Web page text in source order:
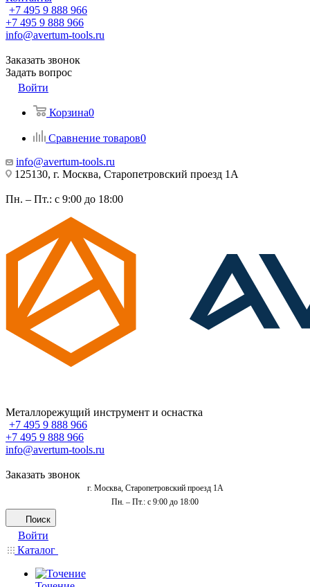
+7 495 9 888 966
+7 495 9 888 966
info@avertum-tools.ru
Заказать звонок
Задать вопрос
Войти
Корзина0
Сравнение товаров0
info@avertum-tools.ru
125130, г. Москва, Старопетровский проезд 1А
Пн. – Пт.: с 9:00 до 18:00
Металлорежущий инструмент и оснастка
+7 495 9 888 966
+7 495 9 888 966
info@avertum-tools.ru
Заказать звонок
г. Москва, Старопетровский проезд 1А
Пн. – Пт.: с 9:00 до 18:00
Поиск
Войти
Каталог